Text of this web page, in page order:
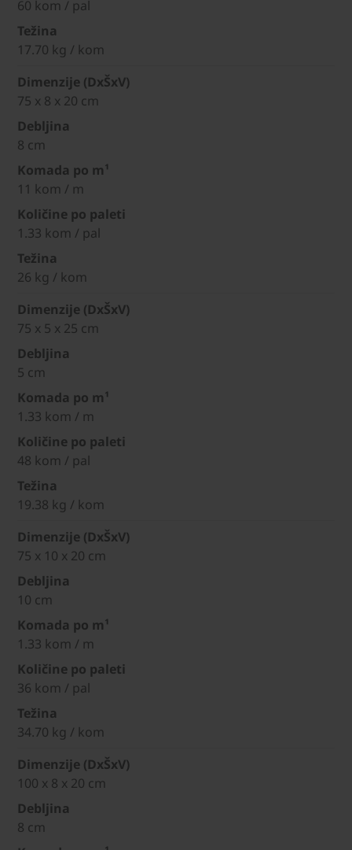
60 kom / pal
Težina
17.70 kg / kom
Dimenzije (DxŠxV)
75 x 8 x 20 cm
Debljina
8 cm
Komada po m¹
11 kom / m
Količine po paleti
1.33 kom / pal
Težina
26 kg / kom
Dimenzije (DxŠxV)
75 x 5 x 25 cm
Debljina
5 cm
Komada po m¹
1.33 kom / m
Količine po paleti
48 kom / pal
Težina
19.38 kg / kom
Dimenzije (DxŠxV)
75 x 10 x 20 cm
Debljina
10 cm
Komada po m¹
1.33 kom / m
Količine po paleti
36 kom / pal
Težina
34.70 kg / kom
Dimenzije (DxŠxV)
100 x 8 x 20 cm
Debljina
8 cm